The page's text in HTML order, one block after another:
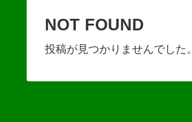
NOT FOUND
投稿が見つかりませんでした。